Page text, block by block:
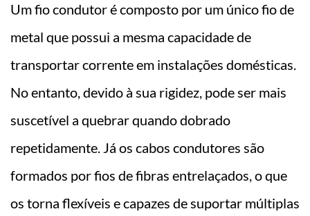
Um fio condutor é composto por um único fio de
metal que possui a mesma capacidade de
transportar corrente em instalações domésticas.
No entanto, devido à sua rigidez, pode ser mais
suscetível a quebrar quando dobrado
repetidamente. Já os cabos condutores são
formados por fios de fibras entrelaçados, o que
os torna flexíveis e capazes de suportar múltiplas